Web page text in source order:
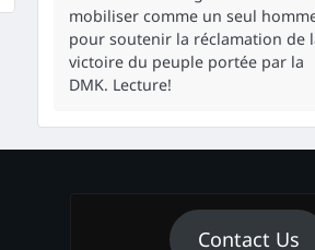
mobiliser comme un seul
pour soutenir la réclamation de
victoire du peuple portée par la
DMK. Lecture!
Contact Us